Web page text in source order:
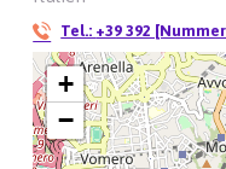
Tel.: +39 392
+
−